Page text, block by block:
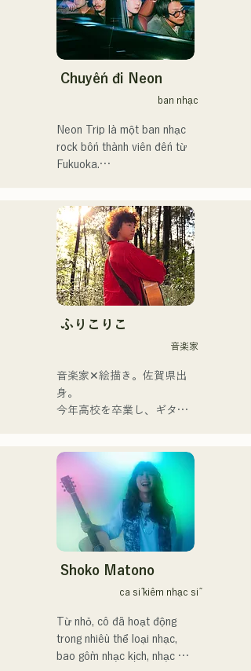
Chuyến đi Neon
ban nhạc
Neon Trip là một ban nhạc
rock bốn thành viên đến từ
Fukuoka.
albatross thành Neon Trip
vào tháng 11 năm 2023.
Tinh hoa nhạc pop rock
được thổi hồn vào những ca
khúc hoài niệm, do giọng ca
kiêm nghệ sĩ guitar Yuma
đôi khi mãnh liệt, kết hợp
với nguồn gốc âm nhạc đa
dạng của các thành viên, đã
cái tên "Reiwa Kayo Rock".
ふりこりこ
音楽家
音楽家✕絵描き。佐賀県出
身。
今年高校を卒業し、ギター
行う傍ら、大胆な色彩感覚
を活かしたアート制作に励
む。枠に収まりきれないマ
ルチな表現スタイルを確立
するため、日々探求を続け
ている。現在はSNSを中心
に、自身の表現を発信中。
Shoko Matono
ca sĩ kiêm nhạc sĩ
Từ nhỏ, cô đã hoạt động
trong nhiều thể loại nhạc,
bao gồm nhạc kịch, nhạc